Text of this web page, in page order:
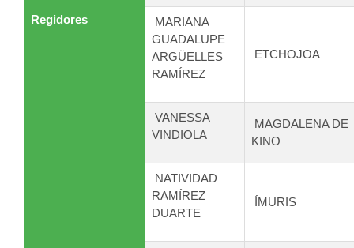
Regidores
MARIANA
GUADALUPE
ARGÜELLES
RAMÍREZ
ETCHOJOA
VANESSA
VINDIOLA
MAGDALENA DE
KINO
NATIVIDAD
RAMÍREZ
DUARTE
ÍMURIS